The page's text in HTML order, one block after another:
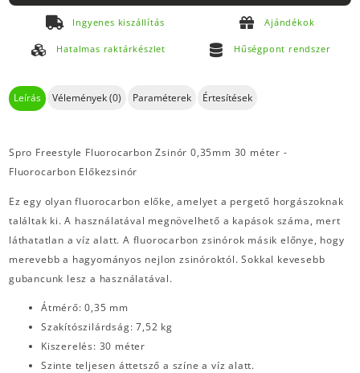
Ingyenes kiszállítás Ajándékok
Hatalmas raktárkészlet Hűségpont rendszer
Leírás Vélemények (0) Paraméterek Értesítések
Spro Freestyle Fluorocarbon Zsinór 0,35mm 30 méter -
Fluorocarbon Előkezsinór
Ez egy olyan fluorocarbon előke, amelyet a pergető horgászoknak
találtak ki. A használatával megnövelhető a kapások száma, mert
láthatatlan a víz alatt. A fluorocarbon zsinórok másik előnye, hogy
merevebb a hagyományos nejlon zsinóroktól. Sokkal kevesebb
gubancunk lesz a használatával.
Átmérő: 0,35 mm
Szakítószilárdság: 7,52 kg
Kiszerelés: 30 méter
Szinte teljesen áttetsző a színe a víz alatt.